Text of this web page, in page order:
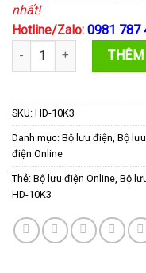
nhất!
Hotline/Zalo: 0981 787
Bộ lưu điện UPS 10KVA
THÊM
SKU: HD-10K3
Danh mục: Bộ lưu điện, Bộ
điện Online
Thẻ: Bộ lưu điện Online, Bộ
HD-10K3